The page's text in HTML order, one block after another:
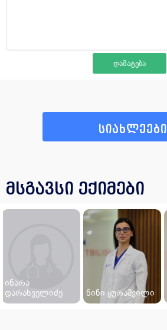
სიახლეები
მსგავსი ექიმები
ინარა
დარახველიძე
ნინი ყურაშვილი